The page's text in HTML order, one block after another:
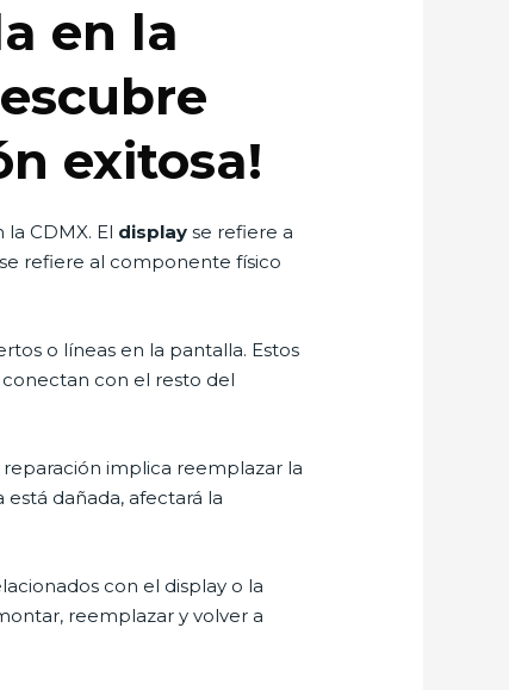
en la
exitosa!
CDMX. El display se refiere a
se refiere al componente físico
o líneas en la pantalla. Estos
con el resto del
reparación implica reemplazar la
dañada, afectará la
con el display o la
reemplazar y volver a